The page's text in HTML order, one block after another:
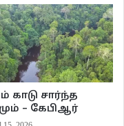
காடு சார்ந்த
– கேபிஆர்